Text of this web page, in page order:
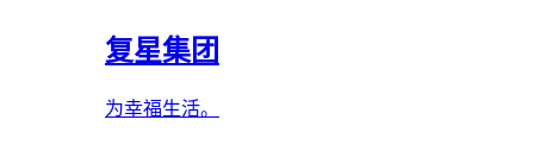
复星集团
为幸福生活。